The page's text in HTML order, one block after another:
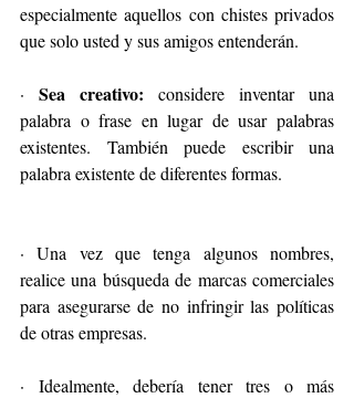
especialmente aquellos con chistes privados
que solo usted y sus amigos entenderán.
· Sea creativo: considere inventar una
palabra o frase en lugar de usar palabras
existentes. También puede escribir una
palabra existente de diferentes formas.
· Una vez que tenga algunos nombres,
realice una búsqueda de marcas comerciales
para asegurarse de no infringir las políticas
de otras empresas.
· Idealmente, debería tener tres o más